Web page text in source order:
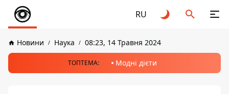
RU
Новини Наука 08:23, 14 Травня 2024
ТОПТЕМА: Модні дієти